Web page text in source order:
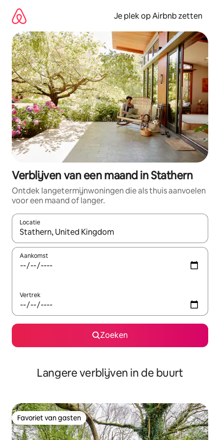
direct
naar
inhoud
Je plek op Airbnb zetten
Verblijven van een maand in Stathern
Ontdek langetermijnwoningen die als thuis aanvoelen
voor een maand of langer.
Locatie
Wanneer er resultaten beschikbaar zijn, maak je een keuze
Aankomst
Vertrek
Zoeken
Langere verblijven in de buurt
Favoriet van gasten
Favoriet van gasten